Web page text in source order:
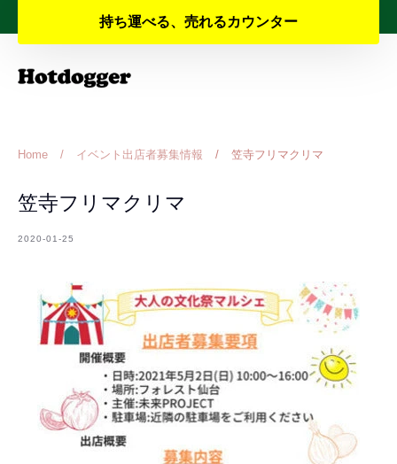
to
夏季休業と納期のお知らせ
Home / イベント出店者募集情報 / 笠寺フリマクリマ
笠寺フリマクリマ
2020-01-25
持ち運べる、売れるカウンター